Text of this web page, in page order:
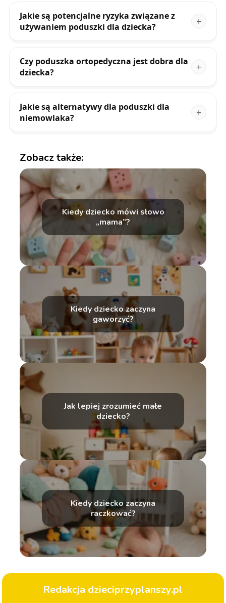
Jakie są potencjalne ryzyka związane z
używaniem poduszki dla dziecka?
Czy poduszka ortopedyczna jest dobra dla
dziecka?
Jakie są alternatywy dla poduszki dla
niemowlaka?
Zobacz także:
Kiedy dziecko mówi słowo
„mama”?
Kiedy dziecko zaczyna
gaworzyć?
Jak lepiej zrozumieć małe
dziecko?
Kiedy dziecko zaczyna
raczkować?
Redakcja dzieciprzyplanszy.pl